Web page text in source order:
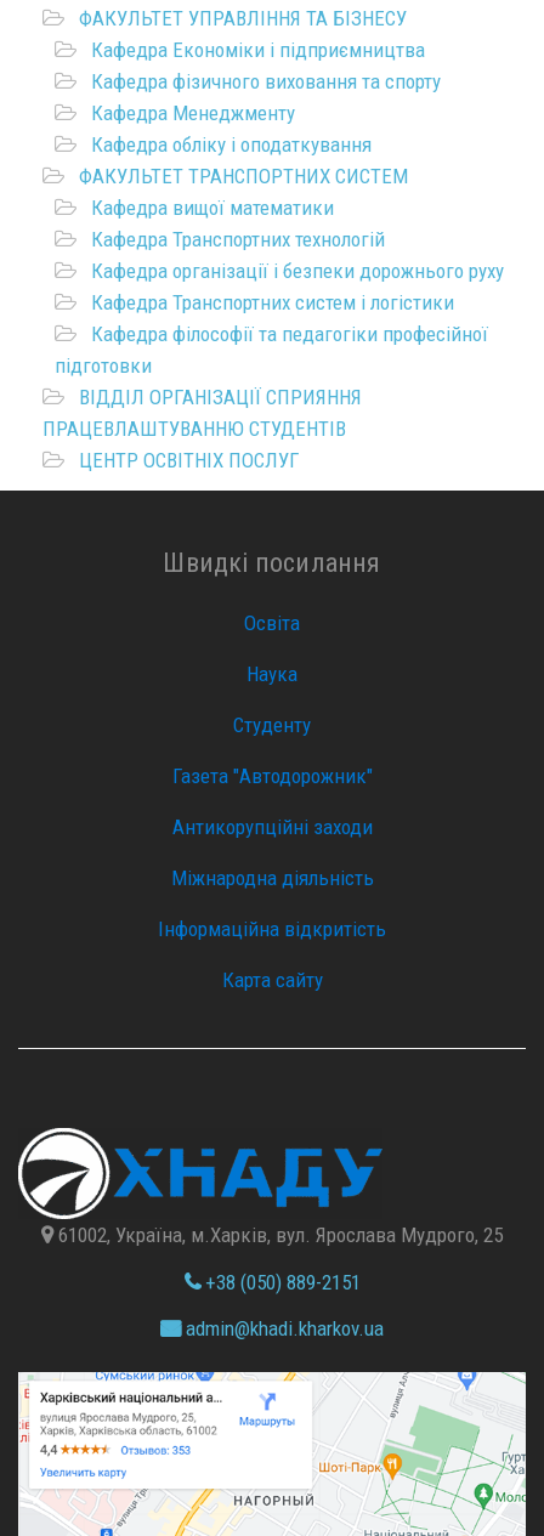
ФАКУЛЬТЕТ УПРАВЛІННЯ ТА БІЗНЕСУ
Кафедра Економіки і підприємництва
Кафедра фізичного виховання та спорту
Кафедра Менеджменту
Кафедра обліку і оподаткування
ФАКУЛЬТЕТ ТРАНСПОРТНИХ СИСТЕМ
Кафедра вищої математики
Кафедра Транспортних технологій
Кафедра організації і безпеки дорожнього руху
Кафедра Транспортних систем і логістики
Кафедра філософії та педагогіки професійної
підготовки
ВІДДІЛ ОРГАНІЗАЦІЇ СПРИЯННЯ
ПРАЦЕВЛАШТУВАННЮ СТУДЕНТІВ
ЦЕНТР ОСВІТНІХ ПОСЛУГ
Швидкі посилання
Освіта
Наука
Студенту
Газета "Автодорожник"
Антикорупційні заходи
Міжнародна діяльність
Інформаційна відкритість
Карта сайту
61002, Україна, м.Харків, вул. Ярослава Мудрого, 25
+38 (050) 889-2151
admin@khadi.kharkov.ua